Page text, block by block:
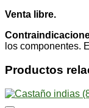
Venta libre.
los componentes.
Productos